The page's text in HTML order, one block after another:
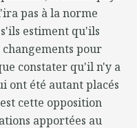
pas à la norme
estiment qu'ils
pour
constater qu'il n'y a
ont été autant placés
cette opposition
apportées au